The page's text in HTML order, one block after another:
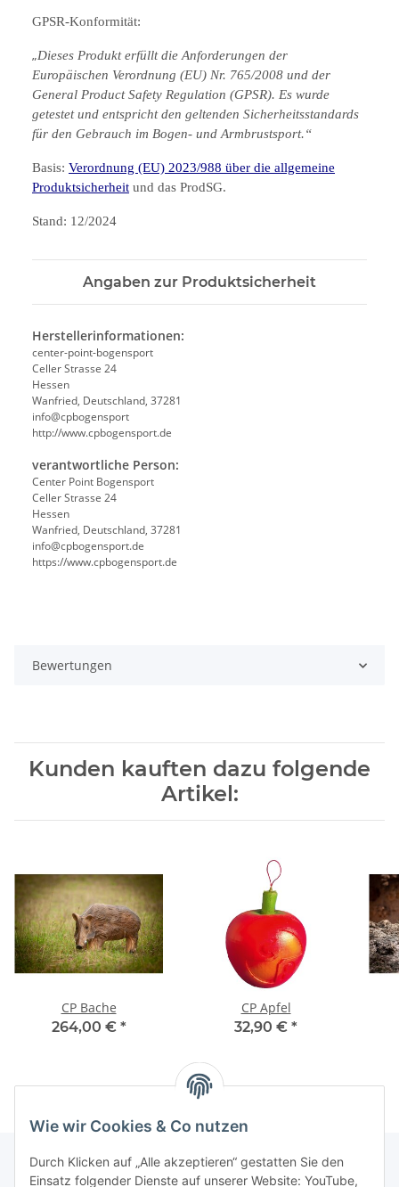
Wie wir Cookies & Co nutzen
Durch Klicken auf „Alle akzeptieren“ gestatten Sie den
Einsatz folgender Dienste auf unserer Website: YouTube,
GPSR-Konformität:
„Dieses Produkt erfüllt die Anforderungen der
Europäischen Verordnung (EU) Nr. 765/2008 und der
General Product Safety Regulation (GPSR). Es wurde
getestet und entspricht den geltenden Sicherheitsstandards
für den Gebrauch im Bogen- und Armbrustsport.“
Basis: Verordnung (EU) 2023/988 über die allgemeine
Produktsicherheit und das ProdSG.
Stand: 12/2024
Angaben zur Produktsicherheit
Herstellerinformationen:
center-point-bogensport
Celler Strasse 24
Hessen
Wanfried, Deutschland, 37281
info@cpbogensport
http://www.cpbogensport.de
verantwortliche Person:
Center Point Bogensport
Celler Strasse 24
Hessen
Wanfried, Deutschland, 37281
info@cpbogensport.de
https://www.cpbogensport.de
Bewertungen
Kunden kauften dazu folgende
Artikel:
CP Bache
264,00 € *
CP Apfel
32,90 € *